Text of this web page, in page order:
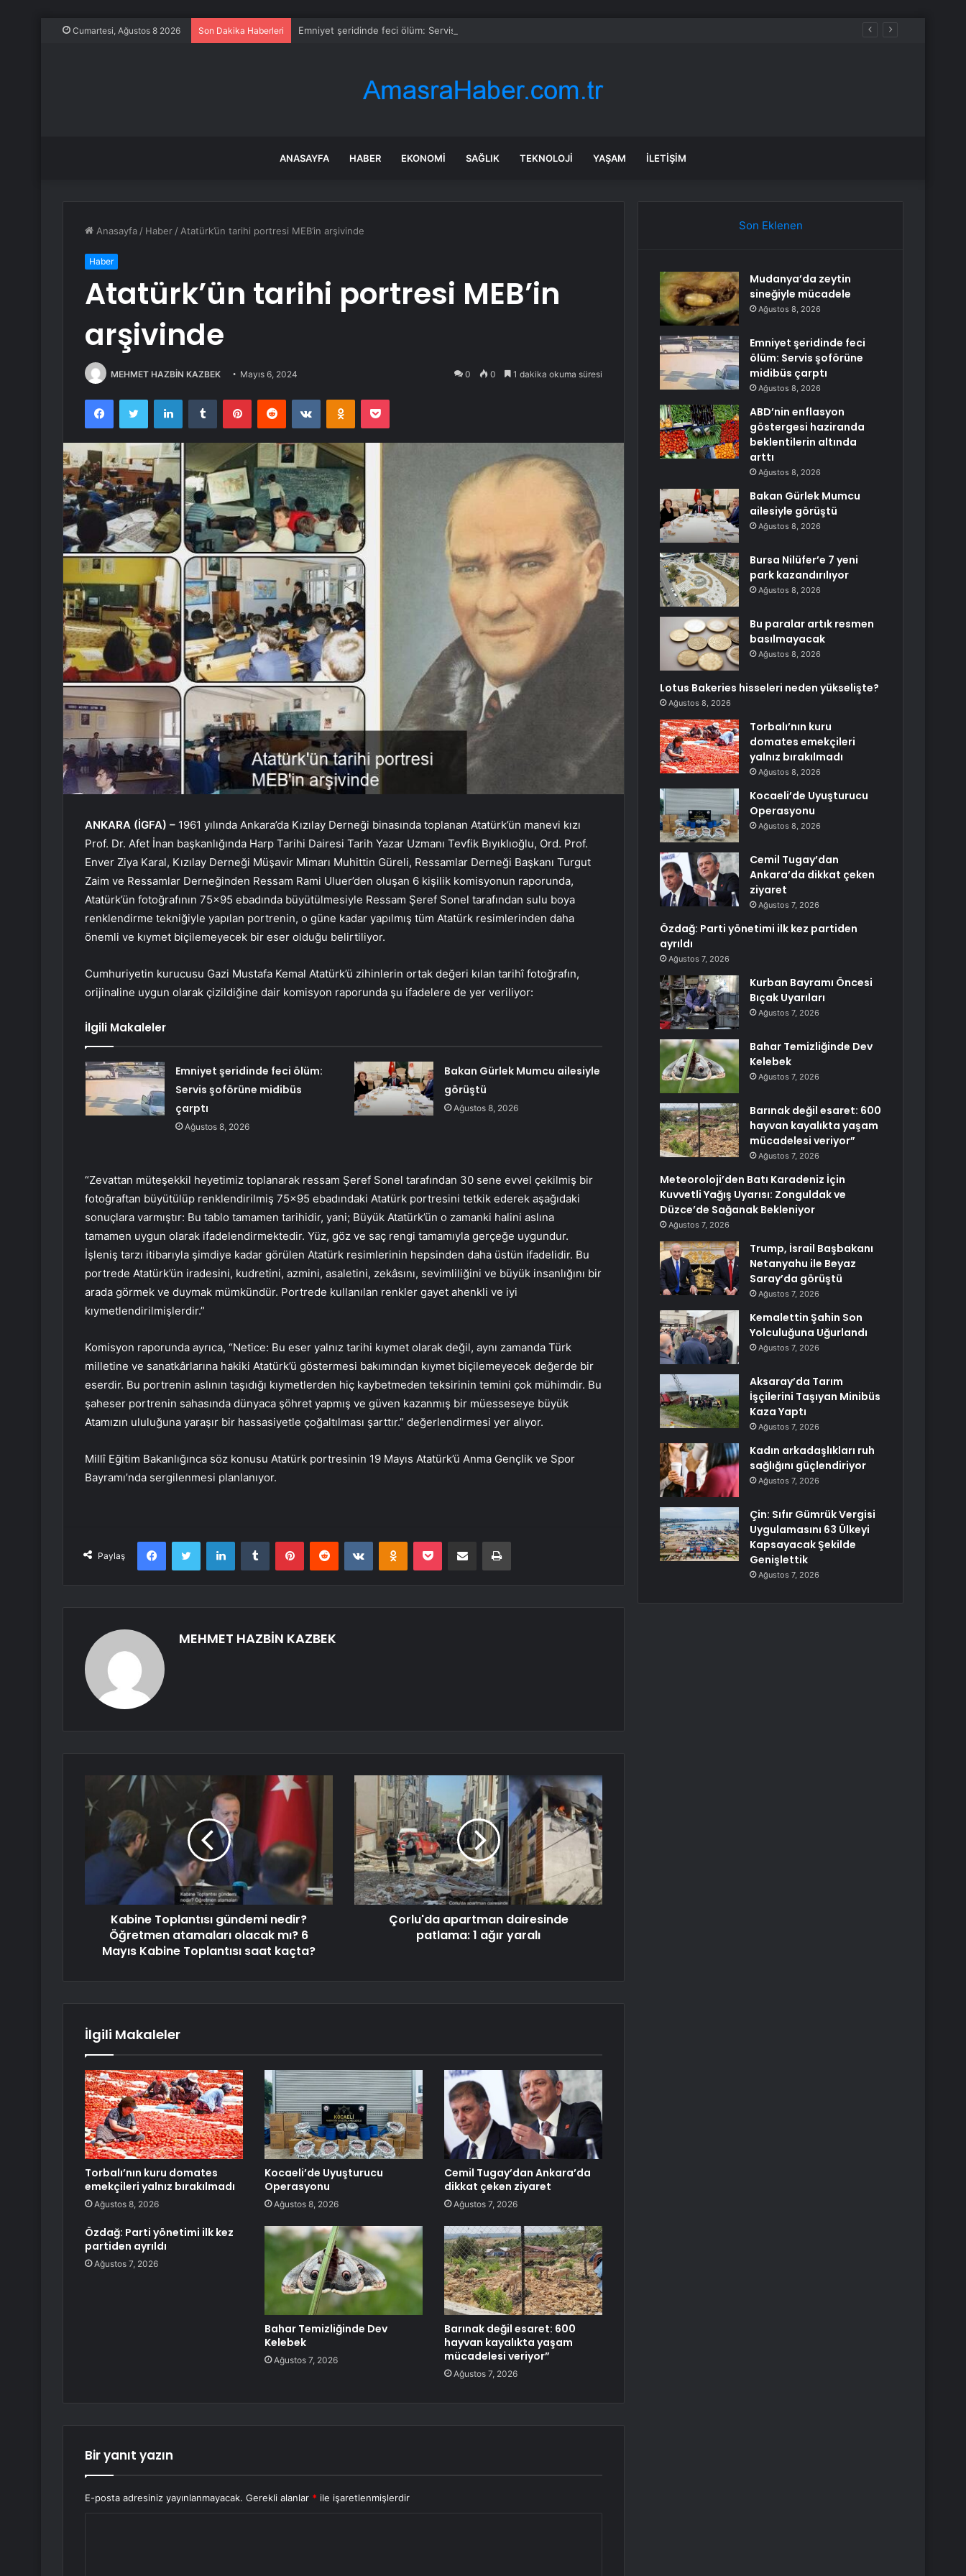
Cumartesi, Ağustos 8 2026 Son Dakika Haberleri Emniyet şeridinde feci ölüm: Servis şoförüne midibüs çarptı
ANASAYFA HABER EKONOMI SAĞLIK TEKNOLOJI YAŞAM İLETIŞIM
Anasayfa / Haber / Atatürk’ün tarihi portresi MEB’in arşivinde
Haber
Atatürk’ün tarihi portresi MEB’in
arşivinde
MEHMET HAZBİN KAZBEK Mayıs 6, 2024 0 0 1 dakika okuma süresi
FacebookTwitter LinkedInTumblr PinterestReddit VKontakteOdnoklassniki
Pocket
ANKARA (İGFA) – 1961 yılında Ankara’da Kızılay Derneği binasında toplanan Atatürk’ün manevi kızı
Prof. Dr. Afet İnan başkanlığında Harp Tarihi Dairesi Tarih Yazar Uzmanı Tevfik Bıyıklıoğlu, Ord. Prof.
Enver Ziya Karal, Kızılay Derneği Müşavir Mimarı Muhittin Güreli, Ressamlar Derneği Başkanı Turgut
Zaim ve Ressamlar Derneğinden Ressam Rami Uluer’den oluşan 6 kişilik komisyonun raporunda,
Atatürk’ün fotoğrafının 75×95 ebadında büyütülmesiyle Ressam Şeref Sonel tarafından sulu boya
renklendirme tekniğiyle yapılan portrenin, o güne kadar yapılmış tüm Atatürk resimlerinden daha
önemli ve kıymet biçilemeyecek bir eser olduğu belirtiliyor.
Cumhuriyetin kurucusu Gazi Mustafa Kemal Atatürk’ü zihinlerin ortak değeri kılan tarihî fotoğrafın,
orijinaline uygun olarak çizildiğine dair komisyon raporunda şu ifadelere de yer veriliyor:
İlgili Makaleler
Emniyet şeridinde feci ölüm:
Servis şoförüne midibüs
çarptı
Ağustos 8, 2026
Bakan Gürlek Mumcu ailesiyle
görüştü
Ağustos 8, 2026
“Zevattan müteşekkil heyetimiz toplanarak ressam Şeref Sonel tarafından 30 sene evvel çekilmiş bir
fotoğraftan büyütülüp renklendirilmiş 75×95 ebadındaki Atatürk portresini tetkik ederek aşağıdaki
sonuçlara varmıştır: Bu tablo tamamen tarihidir, yani; Büyük Atatürk’ün o zamanki halini aslına
tamamen uygun olarak ifadelendirmektedir. Yüz, göz ve saç rengi tamamıyla gerçeğe uygundur.
İşleniş tarzı itibarıyla şimdiye kadar görülen Atatürk resimlerinin hepsinden daha üstün ifadelidir. Bu
portrede Atatürk’ün iradesini, kudretini, azmini, asaletini, zekâsını, sevimliliğini ve büyük insanlığını bir
arada görmek ve duymak mümkündür. Portrede kullanılan renkler gayet ahenkli ve iyi
kıymetlendirilmişlerdir.”
Komisyon raporunda ayrıca, “Netice: Bu eser yalnız tarihi kıymet olarak değil, aynı zamanda Türk
milletine ve sanatkârlarına hakiki Atatürk’ü göstermesi bakımından kıymet biçilemeyecek değerde bir
eserdir. Bu portrenin aslının taşıdığı kıymetlerden hiç kaybetmeden teksirinin temini çok mühimdir. Bu
şaheser portrenin sahasında dünyaca şöhret yapmış ve güven kazanmış bir müesseseye büyük
Atamızın ululuğuna yaraşır bir hassasiyetle çoğaltılması şarttır.” değerlendirmesi yer alıyor.
Millî Eğitim Bakanlığınca söz konusu Atatürk portresinin 19 Mayıs Atatürk’ü Anma Gençlik ve Spor
Bayramı’nda sergilenmesi planlanıyor.
Paylaş
FacebookTwitter LinkedInTumblr PinterestReddit VKontakteOdnoklassniki
Pocket E-Posta ile paylaş Yazdır
MEHMET HAZBİN KAZBEK
Kabine Toplantısı gündemi nedir?
Öğretmen atamaları olacak mı? 6
Mayıs Kabine Toplantısı saat kaçta?
Çorlu'da apartman dairesinde
patlama: 1 ağır yaralı
İlgili Makaleler
Torbalı’nın kuru domates
emekçileri yalnız bırakılmadı
Ağustos 8, 2026
Kocaeli’de Uyuşturucu
Operasyonu
Ağustos 8, 2026
Cemil Tugay’dan Ankara’da
dikkat çeken ziyaret
Ağustos 7, 2026
Özdağ: Parti yönetimi ilk kez
partiden ayrıldı
Ağustos 7, 2026
Bahar Temizliğinde Dev
Kelebek
Ağustos 7, 2026
Barınak değil esaret: 600
hayvan kayalıkta yaşam
mücadelesi veriyor”
Ağustos 7, 2026
Bir yanıt yazın
E-posta adresiniz yayınlanmayacak. Gerekli alanlar * ile işaretlenmişlerdir
Son Eklenen
Mudanya’da zeytin
sineğiyle mücadele
Ağustos 8, 2026
Emniyet şeridinde feci
ölüm: Servis şoförüne
midibüs çarptı
Ağustos 8, 2026
ABD’nin enflasyon
göstergesi haziranda
beklentilerin altında
arttı
Ağustos 8, 2026
Bakan Gürlek Mumcu
ailesiyle görüştü
Ağustos 8, 2026
Bursa Nilüfer’e 7 yeni
park kazandırılıyor
Ağustos 8, 2026
Bu paralar artık resmen
basılmayacak
Ağustos 8, 2026
Lotus Bakeries hisseleri neden yükselişte?
Ağustos 8, 2026
Torbalı’nın kuru
domates emekçileri
yalnız bırakılmadı
Ağustos 8, 2026
Kocaeli’de Uyuşturucu
Operasyonu
Ağustos 8, 2026
Cemil Tugay’dan
Ankara’da dikkat çeken
ziyaret
Ağustos 7, 2026
Özdağ: Parti yönetimi ilk kez partiden
ayrıldı
Ağustos 7, 2026
Kurban Bayramı Öncesi
Bıçak Uyarıları
Ağustos 7, 2026
Bahar Temizliğinde Dev
Kelebek
Ağustos 7, 2026
Barınak değil esaret: 600
hayvan kayalıkta yaşam
mücadelesi veriyor”
Ağustos 7, 2026
Meteoroloji’den Batı Karadeniz İçin
Kuvvetli Yağış Uyarısı: Zonguldak ve
Düzce’de Sağanak Bekleniyor
Ağustos 7, 2026
Trump, İsrail Başbakanı
Netanyahu ile Beyaz
Saray’da görüştü
Ağustos 7, 2026
Kemalettin Şahin Son
Yolculuğuna Uğurlandı
Ağustos 7, 2026
Aksaray’da Tarım
İşçilerini Taşıyan Minibüs
Kaza Yaptı
Ağustos 7, 2026
Kadın arkadaşlıkları ruh
sağlığını güçlendiriyor
Ağustos 7, 2026
Çin: Sıfır Gümrük Vergisi
Uygulamasını 63 Ülkeyi
Kapsayacak Şekilde
Genişlettik
Ağustos 7, 2026